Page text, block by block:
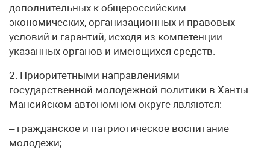
дополнительных к общероссийским
экономических, организационных и правовых
условий и гарантий, исходя из компетенции
указанных органов и имеющихся средств.
2. Приоритетными направлениями
государственной молодежной политики в Ханты-
Мансийском автономном округе являются:
– гражданское и патриотическое воспитание
молодежи;